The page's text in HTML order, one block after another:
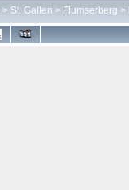
> St. Gallen > Flumserberg >